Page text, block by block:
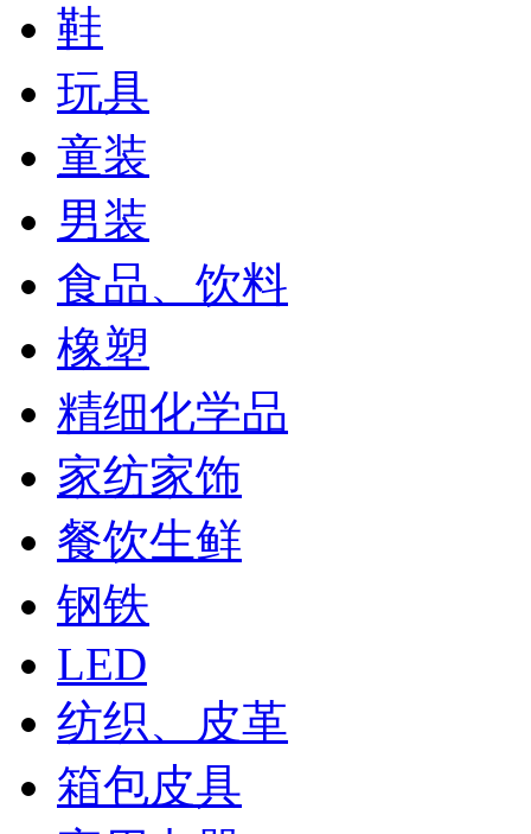
鞋
玩具
童装
男装
食品、饮料
橡塑
精细化学品
家纺家饰
餐饮生鲜
钢铁
LED
纺织、皮革
箱包皮具